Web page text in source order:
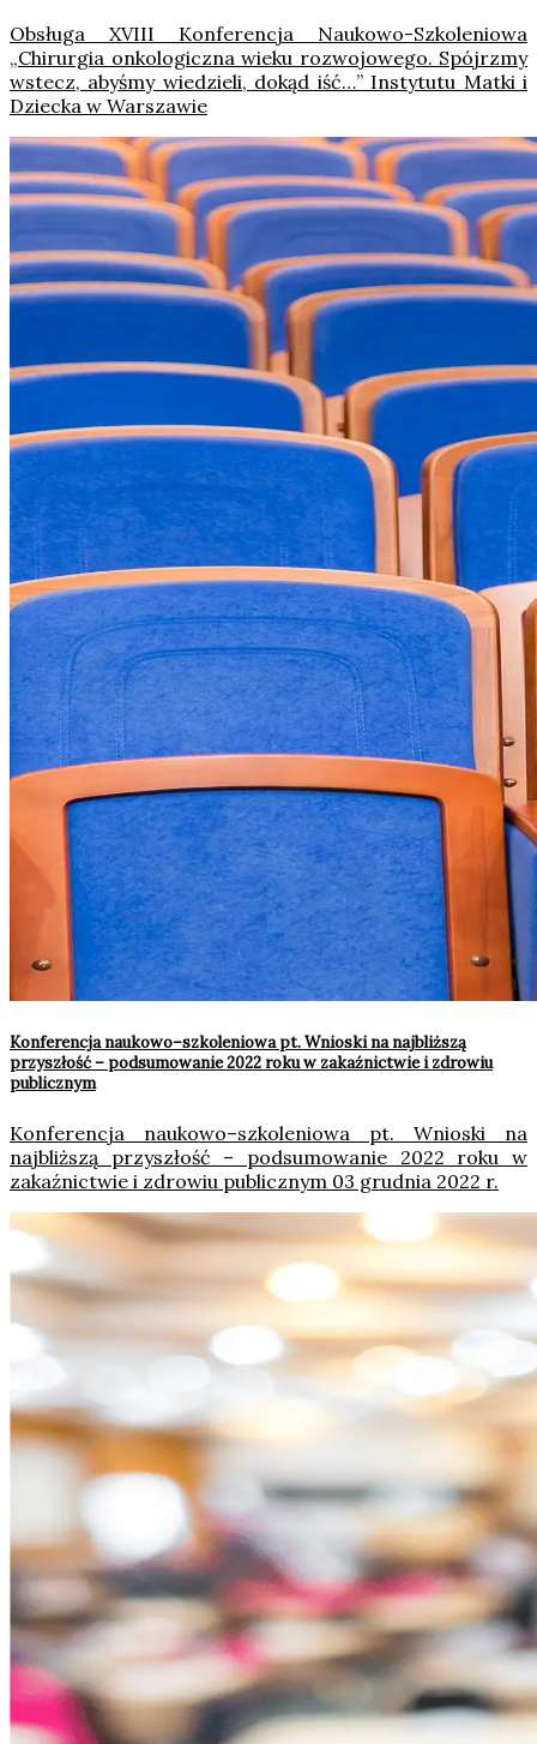
Obsługa XVIII Konferencja Naukowo-Szkoleniowa
„Chirurgia onkologiczna wieku rozwojowego. Spójrzmy
wstecz, abyśmy wiedzieli, dokąd iść…” Instytutu Matki i
Dziecka w Warszawie
Konferencja naukowo–szkoleniowa pt. Wnioski na najbliższą
przyszłość – podsumowanie 2022 roku w zakaźnictwie i zdrowiu
publicznym
Konferencja naukowo–szkoleniowa pt. Wnioski na
najbliższą przyszłość – podsumowanie 2022 roku w
zakaźnictwie i zdrowiu publicznym 03 grudnia 2022 r.